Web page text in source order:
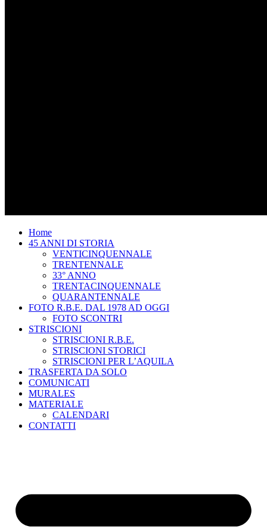
Home
45 ANNI DI STORIA
VENTICINQUENNALE
TRENTENNALE
33° ANNO
TRENTACINQUENNALE
QUARANTENNALE
FOTO R.B.E. DAL 1978 AD OGGI
FOTO SCONTRI
STRISCIONI
STRISCIONI R.B.E.
STRISCIONI STORICI
STRISCIONI PER L’AQUILA
TRASFERTA DA SOLO
COMUNICATI
MURALES
MATERIALE
CALENDARI
CONTATTI